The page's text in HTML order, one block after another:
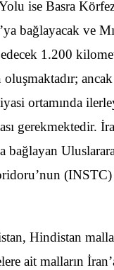
ise Basra
bağlayacak ve
edecek 1.200
ortamında
gerekmektedir.
bağlayan
Hindistan
ait malların